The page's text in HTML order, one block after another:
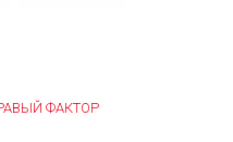
ФАКТОР